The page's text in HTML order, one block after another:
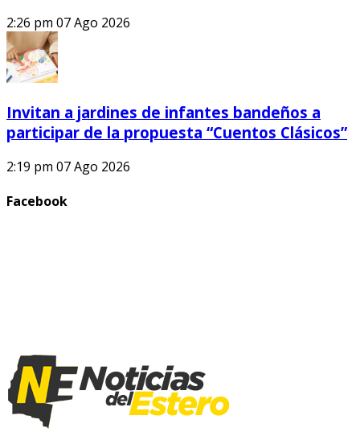
2:26 pm 07 Ago 2026
Invitan a jardines de infantes bandeños a
participar de la propuesta “Cuentos Clásicos”
2:19 pm 07 Ago 2026
Facebook